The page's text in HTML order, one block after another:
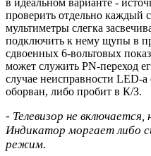
в идеальном варианте -
проверить отдельно каждый
мультиметры слегка
подключить к нему щупы в
сдвоенных 6-вольтовых
может служить PN-переход
случае неисправности LED-а
оборван, либо пробит в К/З.
- Телевизор не
Индикатор моргает либо
режим.